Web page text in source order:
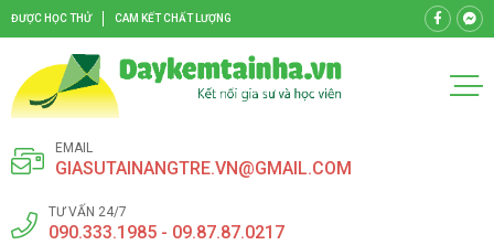
ĐƯỢC HỌC THỬ CAM KẾT CHẤT LƯỢNG
EMAIL
GIASUTAINANGTRE.VN@GMAIL.COM
TƯ VẤN 24/7
090.333.1985 - 09.87.87.0217